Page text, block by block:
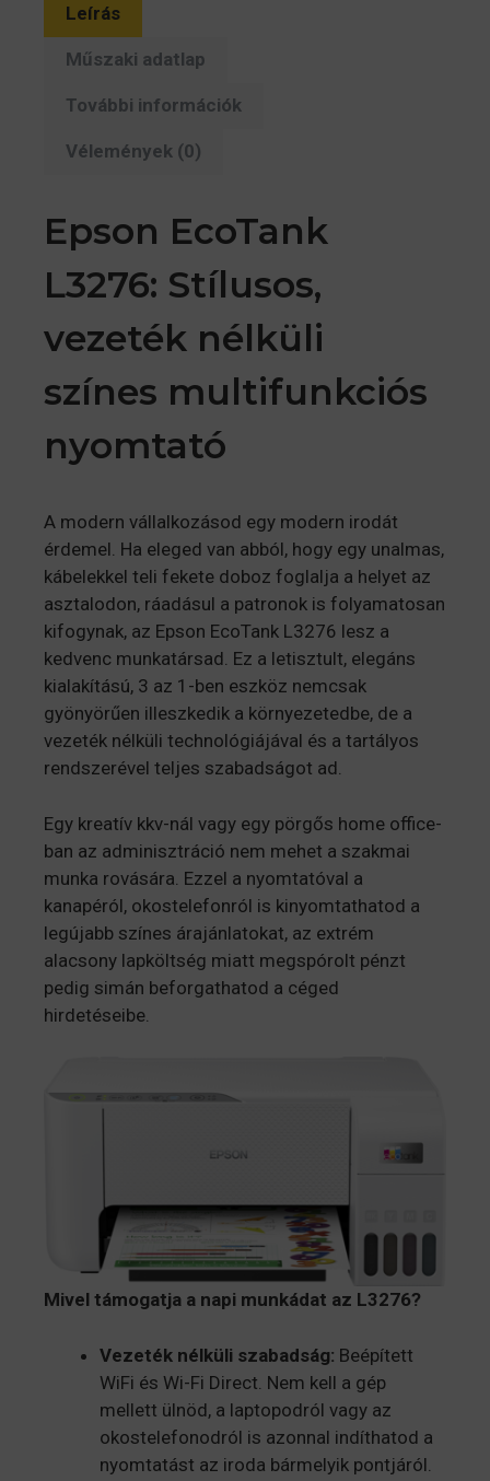
Leírás
Műszaki adatlap
További információk
Vélemények (0)
Epson EcoTank
L3276: Stílusos,
vezeték nélküli
színes multifunkciós
nyomtató
A modern vállalkozásod egy modern irodát
érdemel. Ha eleged van abból, hogy egy unalmas,
kábelekkel teli fekete doboz foglalja a helyet az
asztalodon, ráadásul a patronok is folyamatosan
kifogynak, az Epson EcoTank L3276 lesz a
kedvenc munkatársad. Ez a letisztult, elegáns
kialakítású, 3 az 1-ben eszköz nemcsak
gyönyörűen illeszkedik a környezetedbe, de a
vezeték nélküli technológiájával és a tartályos
rendszerével teljes szabadságot ad.
Egy kreatív kkv-nál vagy egy pörgős home office-
ban az adminisztráció nem mehet a szakmai
munka rovására. Ezzel a nyomtatóval a
kanapéról, okostelefonról is kinyomtathatod a
legújabb színes árajánlatokat, az extrém
alacsony lapköltség miatt megspórolt pénzt
pedig simán beforgathatod a céged
hirdetéseibe.
Mivel támogatja a napi munkádat az L3276?
Vezeték nélküli szabadság: Beépített
WiFi és Wi-Fi Direct. Nem kell a gép
mellett ülnöd, a laptopodról vagy az
okostelefonodról is azonnal indíthatod a
nyomtatást az iroda bármelyik pontjáról.